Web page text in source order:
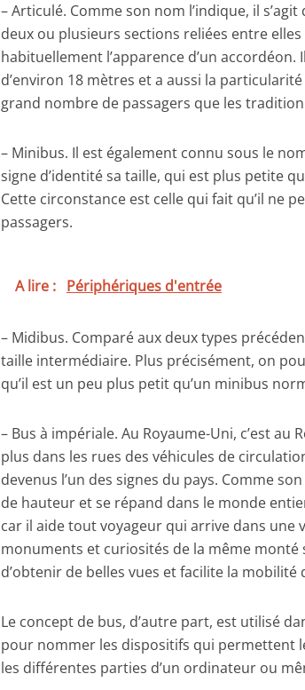
– Articulé. Comme son nom l’indique, il
deux ou plusieurs sections reliées entre
habituellement l’apparence d’un
d’environ 18 mètres et a aussi la
grand nombre de passagers que les
– Minibus. Il est également connu sous le
signe d’identité sa taille, qui est plus petite
Cette circonstance est celle qui fait qu’il ne
passagers.
A lire : Périphériques d'entrée
– Midibus. Comparé aux deux types
taille intermédiaire. Plus précisément, on
qu’il est un peu plus petit qu’un minibus
– Bus à impériale. Au Royaume-Uni, c’est au
plus dans les rues des véhicules de
devenus l’un des signes du pays. Comme
de hauteur et se répand dans le monde
car il aide tout voyageur qui arrive dans une
monuments et curiosités de la même monté
d’obtenir de belles vues et facilite la mobilité
Le concept de bus, d’autre part, est utilisé
pour nommer les dispositifs qui permettent
les différentes parties d’un ordinateur ou